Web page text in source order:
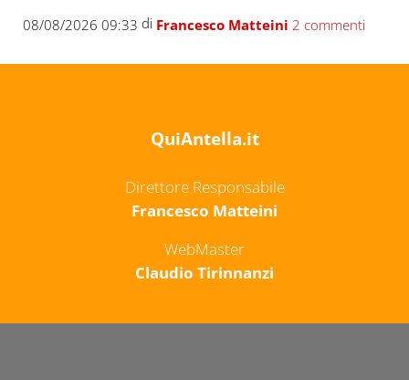
08/08/2026 09:33 di Francesco Matteini 2 commenti
QuiAntella.it
Direttore Responsabile
Francesco Matteini
WebMaster
Claudio Tirinnanzi